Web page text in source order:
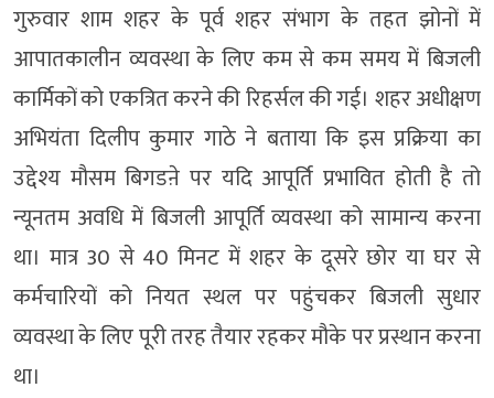
गुरुवार शाम शहर के पूर्व शहर संभाग के तहत झोनों में
आपातकालीन व्यवस्था के लिए कम से कम समय में बिजली
कार्मिकों को एकत्रित करने की रिहर्सल की गई। शहर अधीक्षण
अभियंता दिलीप कुमार गाठे ने बताया कि इस प्रक्रिया का
उद्देश्य मौसम बिगडऩे पर यदि आपूर्ति प्रभावित होती है तो
न्यूनतम अवधि में बिजली आपूर्ति व्यवस्था को सामान्य करना
था। मात्र 30 से 40 मिनट में शहर के दूसरे छोर या घर से
कर्मचारियों को नियत स्थल पर पहुंचकर बिजली सुधार
व्यवस्था के लिए पूरी तरह तैयार रहकर मौके पर प्रस्थान करना
था।